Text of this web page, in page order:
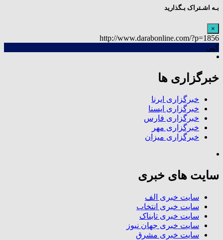
بـه اشـتراک بـگذارید
×
http://www.darabonline.com/?p=1856
کپی
خبرگزاری ها
خبرگزاری ایرنا
خبرگزاری ایسنا
خبرگزاری فارس
خبرگزاری مهر
خبرگزاری میزان
سایت های خبری
سایت خبری الف
سایت خبری انتخاب
سایت خبری تابناک
سایت خبری جهان نیوز
سایت خبری مشرق